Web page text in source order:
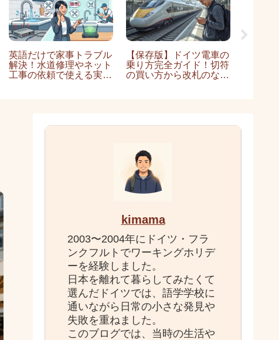
英語だけで家事トラブル
解決！水道修理やネット
工事の依頼で使える実践
【保存版】ドイツ電車の
乗り方完全ガイド！切符
の買い方から改札のない
kimama
2003〜2004年にドイツ・フラ
ンクフルトでワーキングホリデ
ーを経験しました。
日本を離れて暮らしてみたくて
選んだドイツでは、語学学校に
通いながら日常の小さな発見や
失敗を重ねました。
このブログでは、当時の生活や